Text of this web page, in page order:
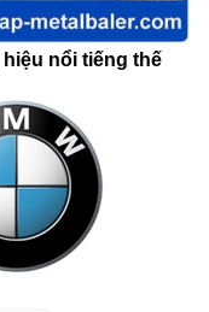
nổi tiếng thế